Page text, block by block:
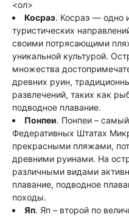
<ол>
Косраэ. Косраэ — одно
туристических
своими потрясающими
уникальной культурой.
множества
древних руин,
развлечений, таких как
подводное плавание.
Понпеи. Понпеи –
Федеративных Штатах
прекрасными пляжами,
древними руинами. На
различными видами
плавание, подводное
походы.
Яп. Яп – второй по